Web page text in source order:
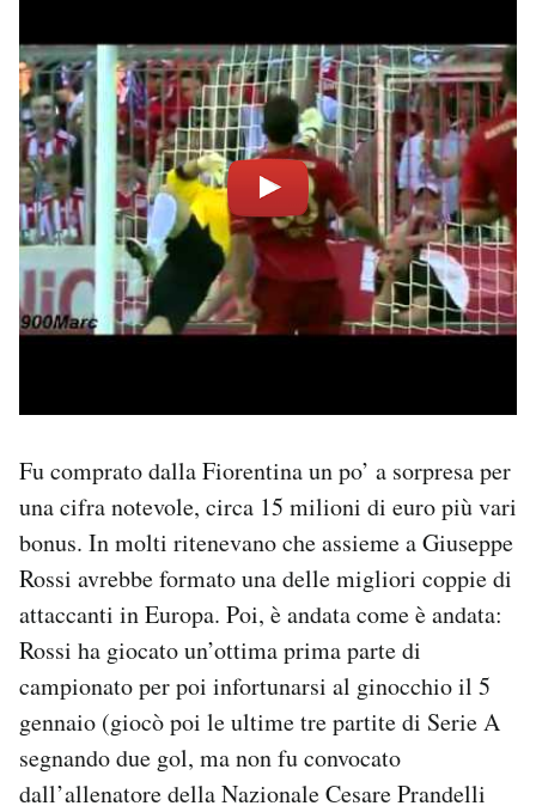
Fu comprato dalla Fiorentina un po’ a sorpresa per
una cifra notevole, circa 15 milioni di euro più vari
bonus. In molti ritenevano che assieme a Giuseppe
Rossi avrebbe formato una delle migliori coppie di
attaccanti in Europa. Poi, è andata come è andata:
Rossi ha giocato un’ottima prima parte di
campionato per poi infortunarsi al ginocchio il 5
gennaio (giocò poi le ultime tre partite di Serie A
segnando due gol, ma non fu convocato
dall’allenatore della Nazionale Cesare Prandelli